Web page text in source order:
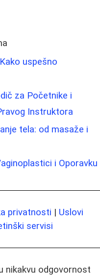
uspešno
za Početnike i
Instruktora
tela: od masaže i
i Oporavku
privatnosti | Uslovi
servisi
nikakvu odgovornost